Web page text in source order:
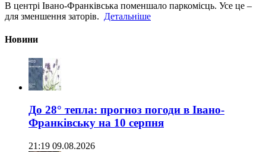
В центрі Івано-Франківська поменшало паркомісць. Усе це –
для зменшення заторів. Детальніше
Новини
До 28° тепла: прогноз погоди в Івано-
Франківську на 10 серпня
21:19 09.08.2026